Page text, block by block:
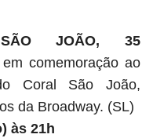
JOÃO, 35
comemoração ao
Coral São João,
da Broadway. (SL)
às 21h